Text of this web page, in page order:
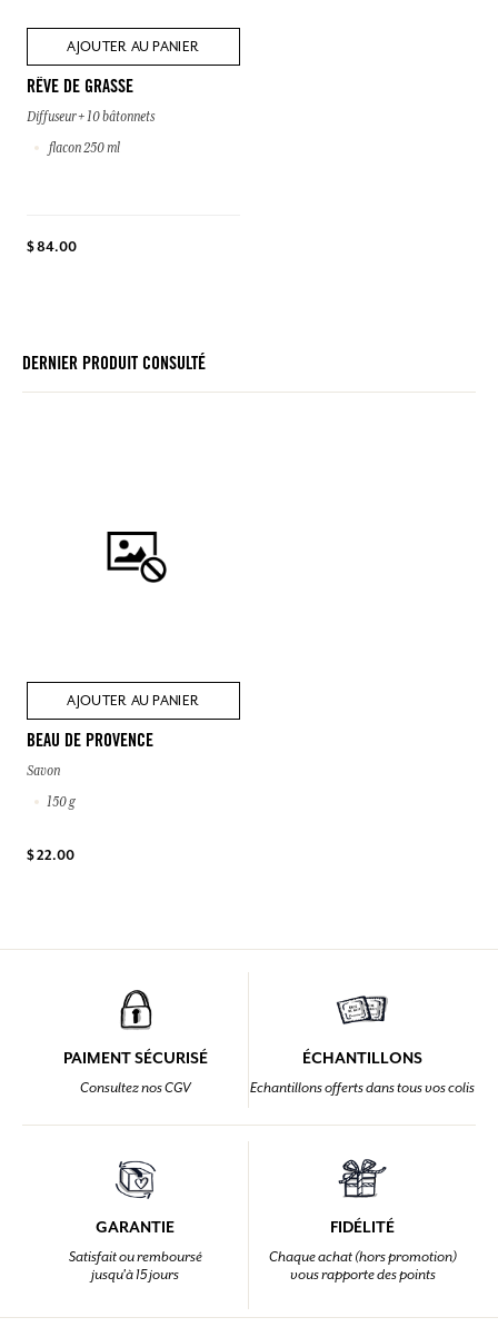
AJOUTER AU PANIER
RÊVE DE GRASSE
Diffuseur + 10 bâtonnets
flacon 250 ml
$ 84.00
DERNIER PRODUIT CONSULTÉ
AJOUTER AU PANIER
BEAU DE PROVENCE
Savon
150 g
$ 22.00
PAIMENT SÉCURISÉ
Consultez nos CGV
ÉCHANTILLONS
Echantillons offerts dans tous vos colis
GARANTIE
Satisfait ou remboursé
jusqu'à 15 jours
FIDÉLITÉ
Chaque achat (hors promotion)
vous rapporte des points